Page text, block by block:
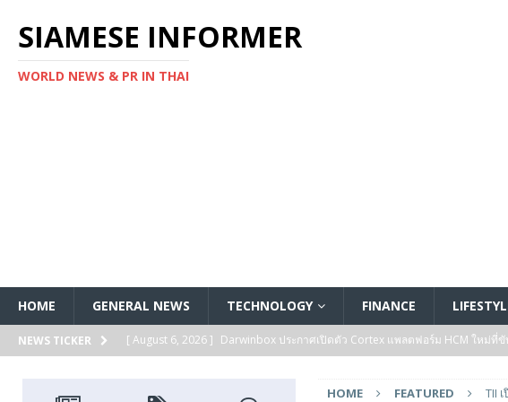
SIAMESE INFORMER
WORLD NEWS & PR IN THAI
HOME GENERAL NEWS TECHNOLOGY FINANCE
NEWS TICKER [ August 6, 2026 ] Darwinbox ประกาศเปิดตัว Cortex แพลตฟอร์ม HCM ใหม่ที่
HOME FEATURED
TII